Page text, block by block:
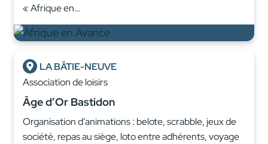
« Afrique en…
LA BÂTIE-NEUVE
Association de loisirs
Âge d’Or Bastidon
Organisation d’animations : belote, scrabble, jeux de
société, repas au siège, loto entre adhérents, voyage